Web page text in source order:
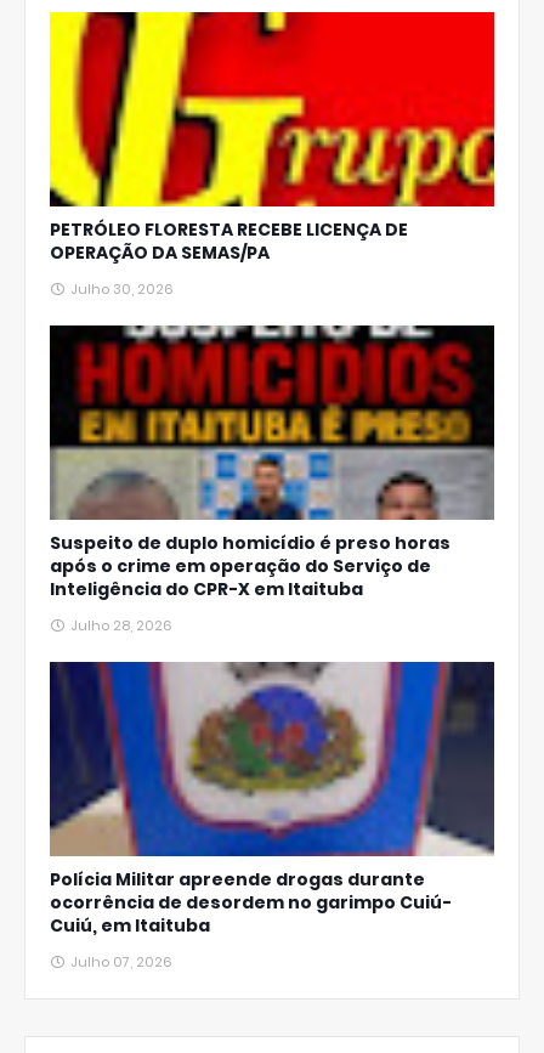
PETRÓLEO FLORESTA RECEBE LICENÇA DE
OPERAÇÃO DA SEMAS/PA
Julho 30, 2026
Suspeito de duplo homicídio é preso horas
após o crime em operação do Serviço de
Inteligência do CPR-X em Itaituba
Julho 28, 2026
Polícia Militar apreende drogas durante
ocorrência de desordem no garimpo Cuiú-
Cuiú, em Itaituba
Julho 07, 2026